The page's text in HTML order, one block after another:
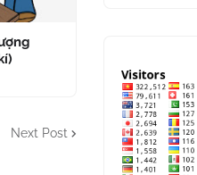
Next Post